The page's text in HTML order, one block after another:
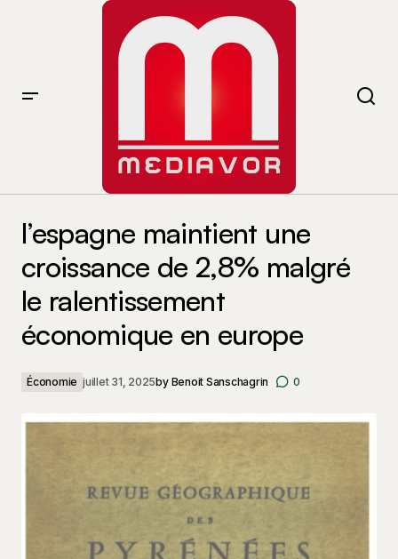
l’espagne maintient une
croissance de 2,8% malgré
le ralentissement
économique en europe
Économie juillet 31, 2025by Benoit Sanschagrin 0